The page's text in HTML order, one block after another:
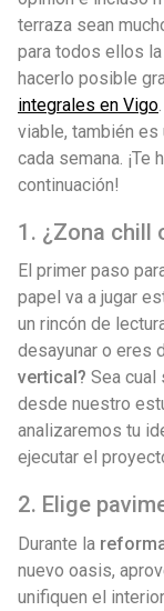
terraza sean
para todos ellos la
hacerlo posible
integrales en Vigo
viable, también
cada semana.
continuación!
1. ¿Zona chill
El primer paso
papel va a jugar
un rincón de
desayunar o eres
vertical? Sea cual
desde nuestro
analizaremos tu
ejecutar el
2. Elige
Durante la
nuevo oasis,
unifiquen el